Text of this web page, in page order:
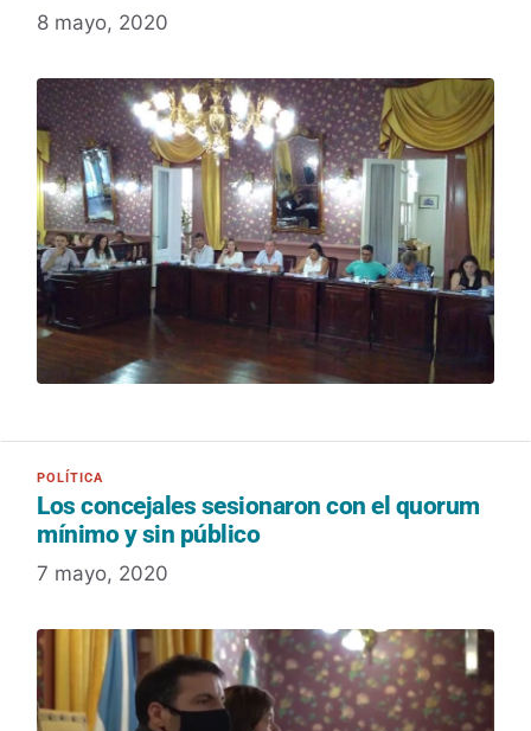
8 mayo, 2020
Los concejales sesionaron con el quorum
mínimo y sin público
7 mayo, 2020